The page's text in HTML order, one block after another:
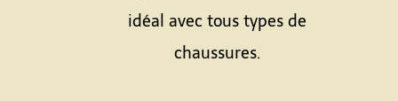
idéal avec tous types de
chaussures.